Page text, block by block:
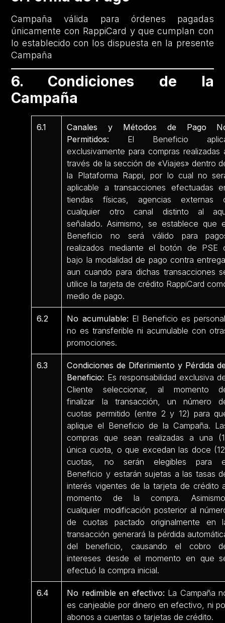
Campaña válida para órdenes pagadas
únicamente con RappiCard y que cumplan con
lo establecido con los dispuesta en la presente
Campaña
6. Condiciones de la
Campaña
6.1
Canales y Métodos de Pago
Permitidos: El Beneficio
exclusivamente para compras realizadas
través de la sección de «Viajes» dentro
la Plataforma Rappi, por lo cual no
aplicable a transacciones efectuadas
tiendas físicas, agencias externas
cualquier otro canal distinto al
señalado. Asimismo, se establece que
Beneficio no será válido para
realizados mediante el botón de PSE
bajo la modalidad de pago contra
aun cuando para dichas transacciones
utilice la tarjeta de crédito RappiCard
medio de pago.
6.2 No acumulable: El Beneficio es
no es transferible ni acumulable con
promociones.
6.3
Condiciones de Diferimiento y Pérdida
Beneficio: Es responsabilidad exclusiva
Cliente seleccionar, al momento
finalizar la transacción, un número
cuotas permitido (entre 2 y 12) para
aplique el Beneficio de la Campaña.
compras que sean realizadas a una
única cuota, o que excedan las doce
cuotas, no serán elegibles para
Beneficio y estarán sujetas a las tasas
interés vigentes de la tarjeta de crédito
momento de la compra.
cualquier modificación posterior al
de cuotas pactado originalmente en
transacción generará la pérdida
del beneficio, causando el cobro
intereses desde el momento en que
efectuó la compra inicial.
6.4 No redimible en efectivo: La Campaña
es canjeable por dinero en efectivo, ni
abonos a cuentas o tarjetas de crédito.